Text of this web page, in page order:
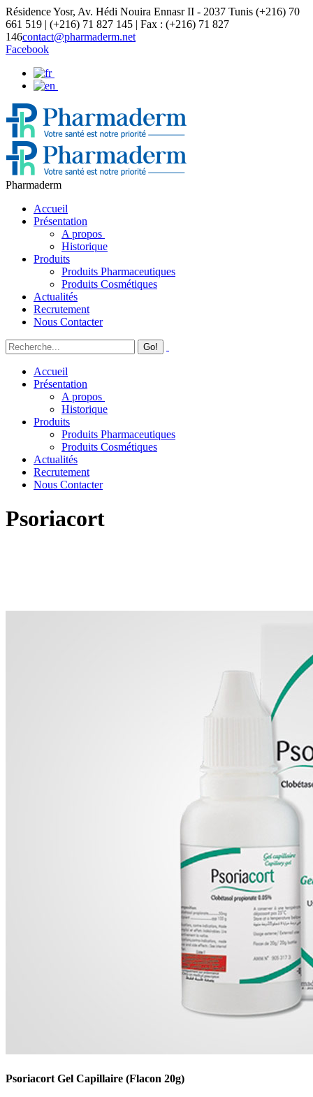
Résidence Yosr, Av. Hédi Nouira Ennasr II - 2037 Tunis (+216) 70
661 519 | (+216) 71 827 145 | Fax : (+216) 71 827
146contact@pharmaderm.net
Facebook
Pharmaderm
Accueil
Présentation
A propos
Historique
Produits
Produits Pharmaceutiques
Produits Cosmétiques
Actualités
Recrutement
Nous Contacter
Accueil
Présentation
A propos
Historique
Produits
Produits Pharmaceutiques
Produits Cosmétiques
Actualités
Recrutement
Nous Contacter
Psoriacort
Psoriacort Gel Capillaire (Flacon 20g)